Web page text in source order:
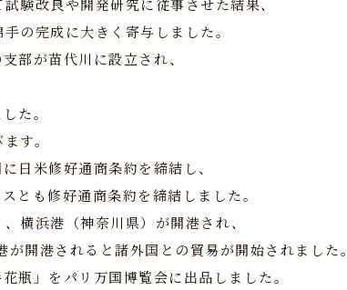
験改良や開発研究に従事させた結果、
の完成に大きく寄与しました。
部が苗代川に設立され、
た。
す。
日米修好通商条約を締結し、
とも修好通商条約を締結しました。
横浜港（神奈川県）が開港され、
開港されると諸外国との貿易が開始されました。
瓶」をパリ万国博覧会に出品しました。